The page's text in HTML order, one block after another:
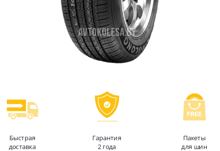
Быстрая
доставка
Гарантия
2 года
Пакеты
для шин